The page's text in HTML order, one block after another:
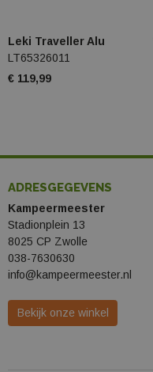
Leki Traveller Alu
LT65326011
€ 119,99
ADRESGEGEVENS
Kampeermeester
Stadionplein 13
8025 CP Zwolle
038-7630630
info@kampeermeester.nl
Bekijk onze winkel